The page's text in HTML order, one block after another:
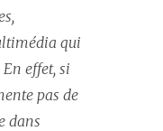
qui
effet, si
pas de
dans